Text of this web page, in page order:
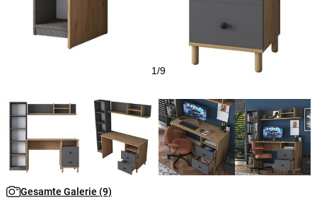
1/9
Gesamte Galerie (9)